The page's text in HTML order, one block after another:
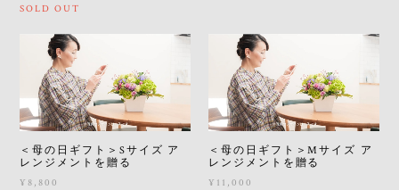
SOLD OUT
＜母の日ギフト＞Sサイズ ア
レンジメントを贈る
¥8,800
＜母の日ギフト＞Mサイズ ア
レンジメントを贈る
¥11,000